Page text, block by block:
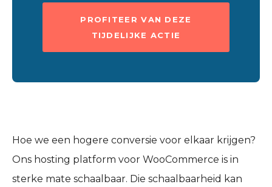
PROFITEER VAN DEZE
TIJDELIJKE ACTIE
Hoe we een hogere conversie voor elkaar krijgen?
Ons hosting platform voor WooCommerce is in
sterke mate schaalbaar. Die schaalbaarheid kan